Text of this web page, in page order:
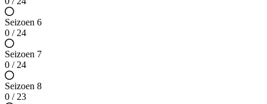
Seizoen 6
0 / 24
Seizoen 7
0 / 24
Seizoen 8
0 / 23